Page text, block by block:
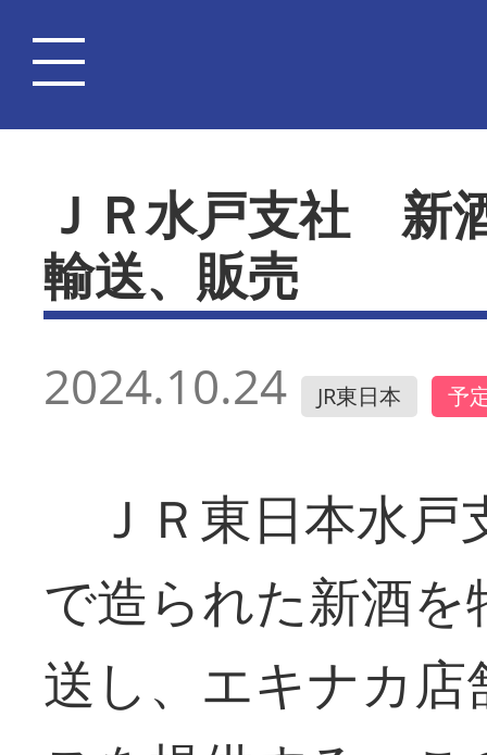
ＪＲ水戸支社 新
輸送、販売
2024.10.24 JR東日本 予
ＪＲ東日本水戸
で造られた新酒
送し、エキナカ